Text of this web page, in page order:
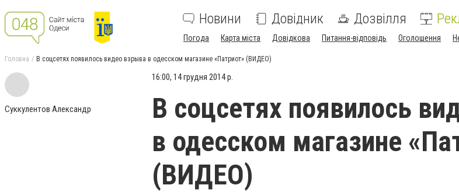
Новини Довідник Дозвілля
Погода Карта міста Довідкова Питання-відповідь Оголошення
Головна В соцсетях появилось видео взрыва в одесском магазине «Патриот» (ВИДЕО)
Суккулентов Александр
16:00, 14 грудня 2014 р.
В соцсетях появилось
в одесском магазине
(ВИДЕО)